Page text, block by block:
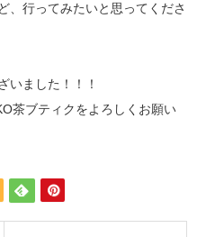
、行ってみたいと思ってくださ
いました！！！
茶ブティクをよろしくお願い